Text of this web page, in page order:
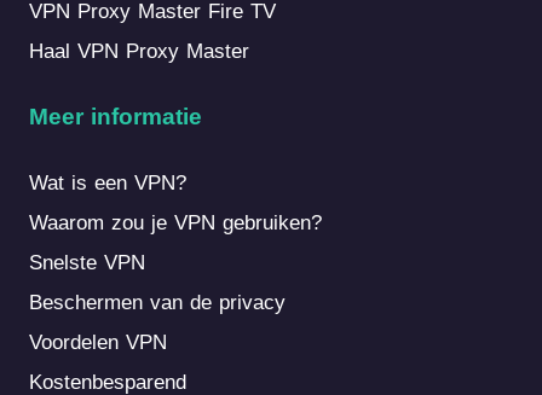
VPN Proxy Master Fire TV
Haal VPN Proxy Master
Meer informatie
Wat is een VPN?
Waarom zou je VPN gebruiken?
Snelste VPN
Beschermen van de privacy
Voordelen VPN
Kostenbesparend